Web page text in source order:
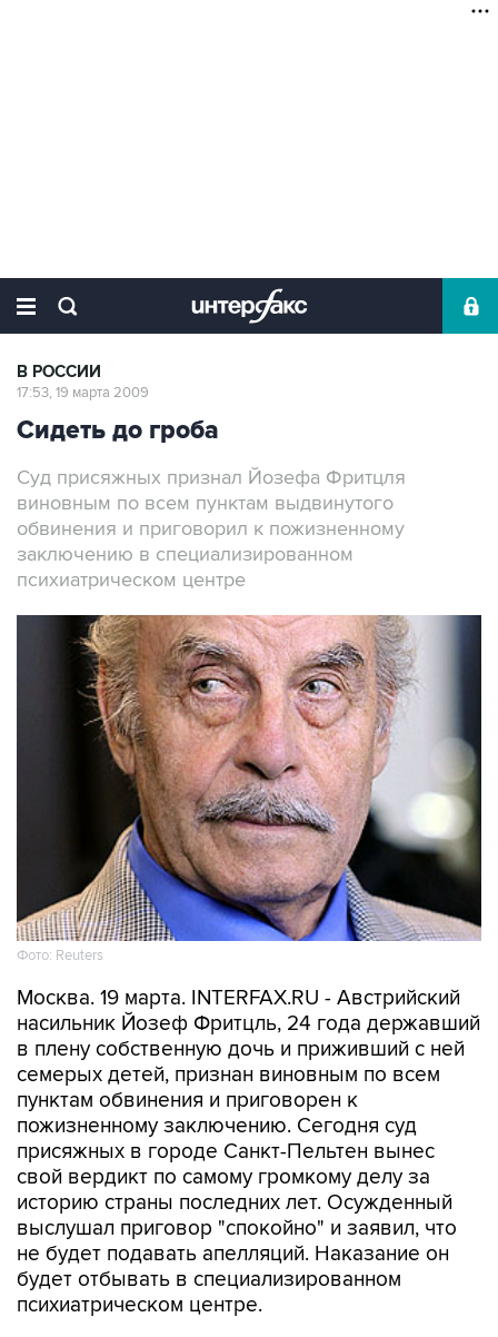
В РОССИИ
17:53, 19 марта 2009
Сидеть до гроба
Суд присяжных признал Йозефа Фритцля
виновным по всем пунктам выдвинутого
обвинения и приговорил к пожизненному
заключению в специализированном
психиатрическом центре
Фото: Reuters
Москва. 19 марта. INTERFAX.RU - Австрийский
насильник Йозеф Фритцль, 24 года державший
в плену собственную дочь и приживший с ней
семерых детей, признан виновным по всем
пунктам обвинения и приговорен к
пожизненному заключению. Сегодня суд
присяжных в городе Санкт-Пельтен вынес
свой вердикт по самому громкому делу за
историю страны последних лет. Осужденный
выслушал приговор "спокойно" и заявил, что
не будет подавать апелляций. Наказание он
будет отбывать в специализированном
психиатрическом центре.